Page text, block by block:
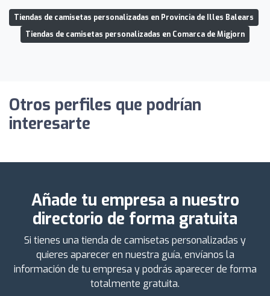
Tiendas de camisetas personalizadas en Provincia de Illes Balears
Tiendas de camisetas personalizadas en Comarca de Migjorn
Otros perfiles que podrían
interesarte
Añade tu empresa a nuestro
directorio de forma gratuita
Si tienes una tienda de camisetas personalizadas y
quieres aparecer en nuestra guía, envíanos la
información de tu empresa y podrás aparecer de forma
totalmente gratuita.